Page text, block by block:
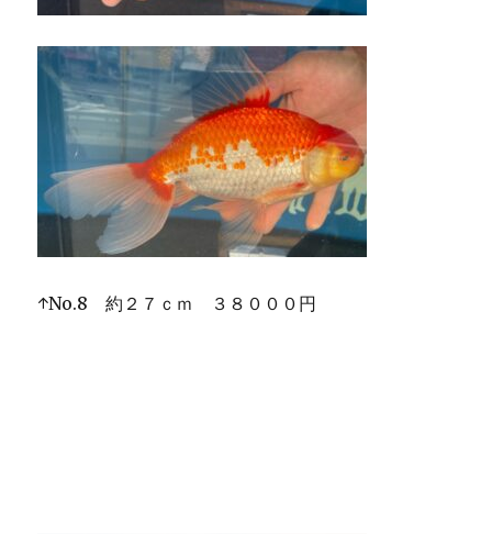
↑No.8 約２７ｃｍ ３８０００円